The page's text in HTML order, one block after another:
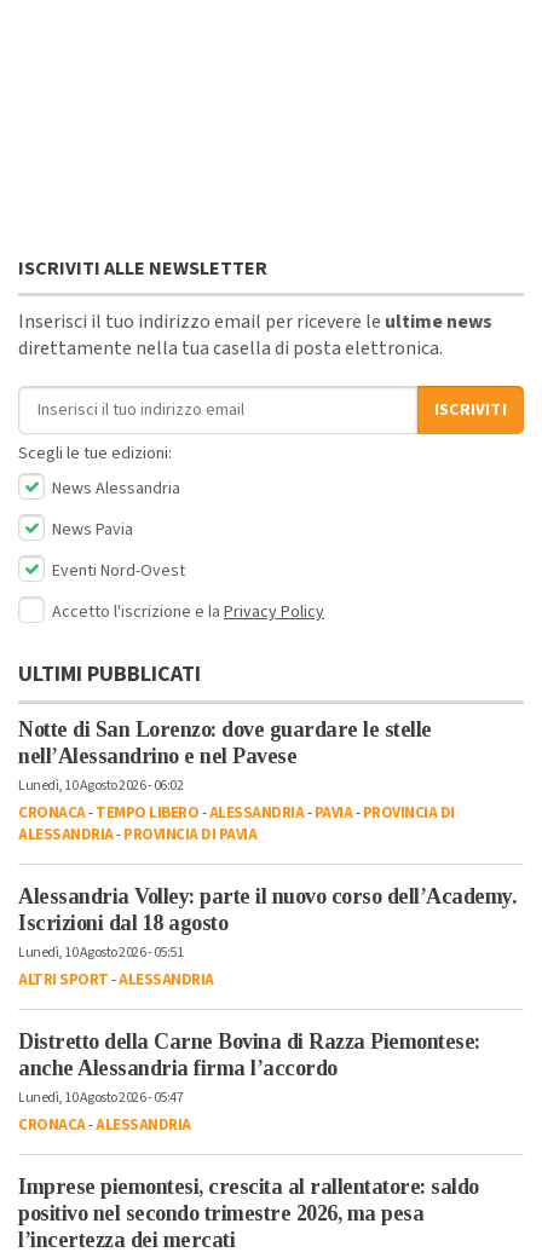
ISCRIVITI ALLE NEWSLETTER
Inserisci il tuo indirizzo email per ricevere le ultime news
direttamente nella tua casella di posta elettronica.
Indirizzo email
ISCRIVITI
Scegli le tue edizioni:
News Alessandria
News Pavia
Eventi Nord-Ovest
Accetto l'iscrizione e la Privacy Policy
ULTIMI PUBBLICATI
Notte di San Lorenzo: dove guardare le stelle
nell’Alessandrino e nel Pavese
Lunedì, 10 Agosto 2026 - 06:02
CRONACA-TEMPO LIBERO-ALESSANDRIA-PAVIA-PROVINCIA DI
ALESSANDRIA-PROVINCIA DI PAVIA
Alessandria Volley: parte il nuovo corso dell’Academy.
Iscrizioni dal 18 agosto
Lunedì, 10 Agosto 2026 - 05:51
ALTRI SPORT-ALESSANDRIA
Distretto della Carne Bovina di Razza Piemontese:
anche Alessandria firma l’accordo
Lunedì, 10 Agosto 2026 - 05:47
CRONACA-ALESSANDRIA
Imprese piemontesi, crescita al rallentatore: saldo
positivo nel secondo trimestre 2026, ma pesa
l’incertezza dei mercati